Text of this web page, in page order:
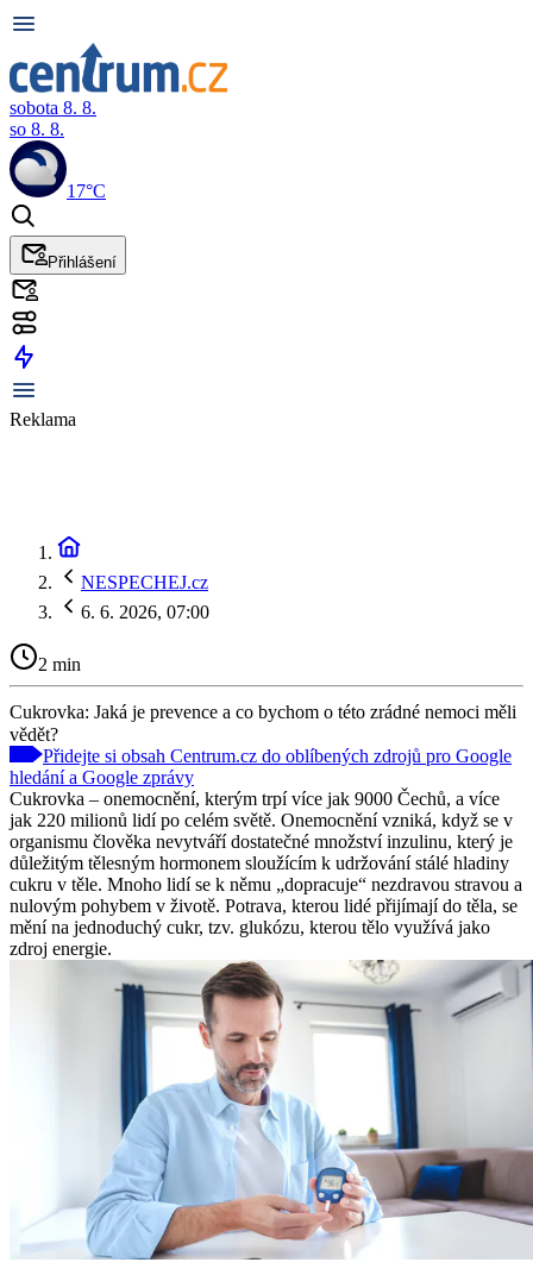
sobota 8. 8.
so 8. 8.
17°C
Přihlášení
Reklama
NESPECHEJ.cz
6. 6. 2026, 07:00
2 min
Cukrovka: Jaká je prevence a co bychom o této zrádné nemoci měli
vědět?
Přidejte si obsah Centrum.cz do oblíbených zdrojů pro Google
hledání a Google zprávy
Cukrovka – onemocnění, kterým trpí více jak 9000 Čechů, a více
jak 220 milionů lidí po celém světě. Onemocnění vzniká, když se v
organismu člověka nevytváří dostatečné množství inzulinu, který je
důležitým tělesným hormonem sloužícím k udržování stálé hladiny
cukru v těle. Mnoho lidí se k němu „dopracuje“ nezdravou stravou a
nulovým pohybem v životě. Potrava, kterou lidé přijímají do těla, se
mění na jednoduchý cukr, tzv. glukózu, kterou tělo využívá jako
zdroj energie.